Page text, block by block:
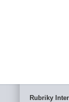
Rubriky